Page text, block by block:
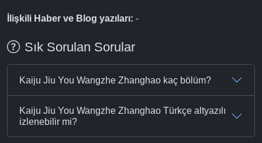
İlişkili Haber ve Blog yazıları: -
Sık Sorulan Sorular
Kaiju Jiu You Wangzhe Zhanghao kaç bölüm?
Kaiju Jiu You Wangzhe Zhanghao Türkçe altyazılı
izlenebilir mi?